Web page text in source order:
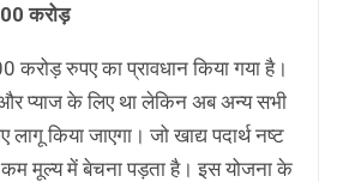
करोड़
रुपए का प्रावधान किया गया है।
प्याज के लिए था लेकिन अब अन्य सभी
किया जाएगा। जो खाद्य पदार्थ नष्ट
मूल्य में बेचना पड़ता है। इस योजना के